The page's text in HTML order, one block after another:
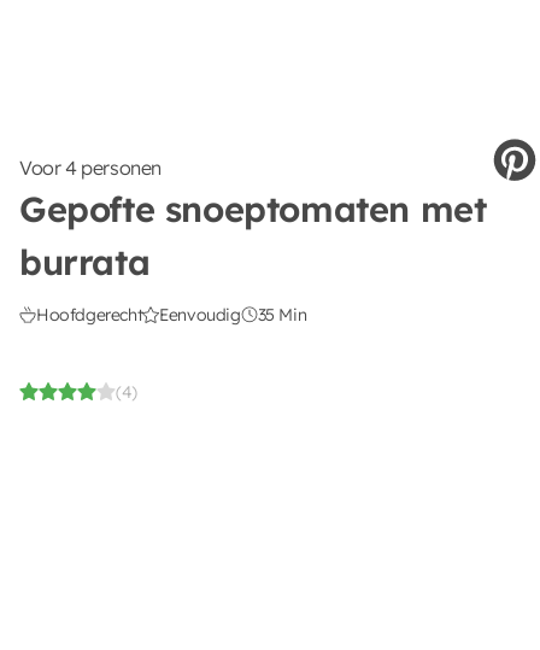
Voor 4 personen
Gepofte snoeptomaten met
burrata
Hoofdgerecht Eenvoudig 35 Min
(4)